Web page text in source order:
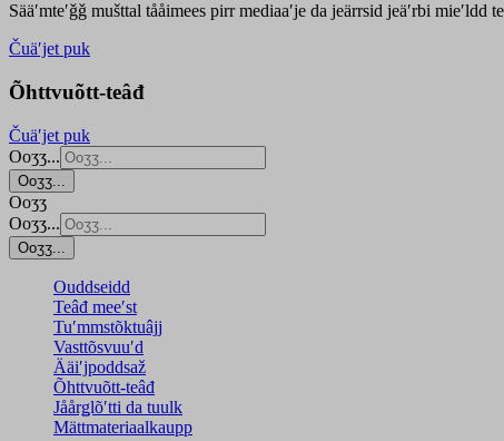
Sääʹmteʹǧǧ mušttal tååimees pirr mediaaʹje da jeärrsid jeäʹrbi mieʹldd
Čuäʹjet puk
Õhttvuõtt-teâđ
Čuäʹjet puk
Ooʒʒ...
Ooʒʒ...
Ooʒʒ
Ooʒʒ...
Ooʒʒ...
Ouddseidd
Teâđ meeʹst
Tuʹmmstõktuâjj
Vasttõsvuuʹd
Ääiʹjpoddsaž
Õhttvuõtt-teâđ
Jåårǥlõʹtti da tuulk
Mättmateriaalkaupp